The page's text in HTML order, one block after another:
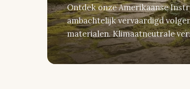
Ontdek onze Amerikaanse
ambachtelijk vervaardigd
materialen. Klimaatneutrale